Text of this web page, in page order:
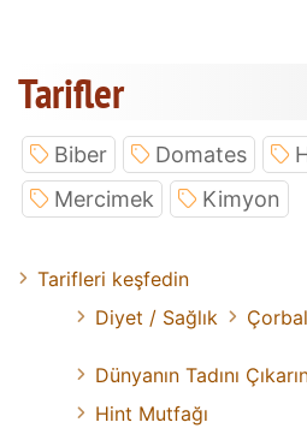
Tarifler
Biber Domates
Mercimek
Kimyon
Tarifleri keşfedin
Diyet / Sağlık
Dünyanın Tadını
Hint Mutfağı